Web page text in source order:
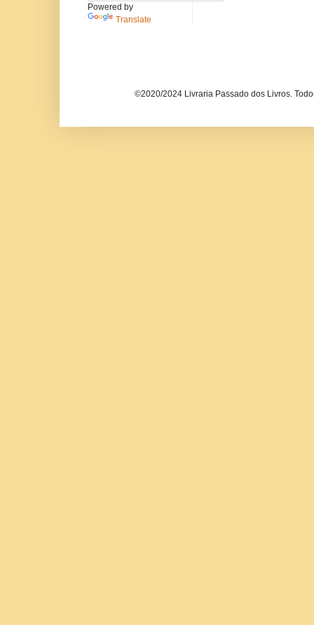
Powered by
Translate
©2020/2024 Livraria Passado dos Livros.